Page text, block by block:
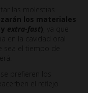
las molestias
los materiales
y extra-fast)
en la cavidad oral
sea el tiempo de
prefieren los